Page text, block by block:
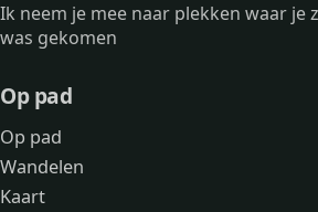
Ik neem je mee naar plekken waar je
was gekomen
Op pad
Op pad
Wandelen
Kaart